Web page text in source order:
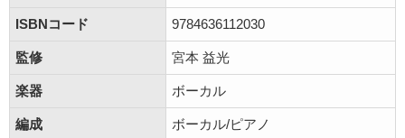
ISBNコード 9784636112030
監修 宮本 益光
楽器 ボーカル
編成 ボーカル/ピアノ